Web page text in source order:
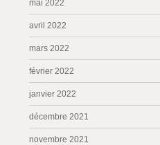
mai 2022
avril 2022
mars 2022
février 2022
janvier 2022
décembre 2021
novembre 2021